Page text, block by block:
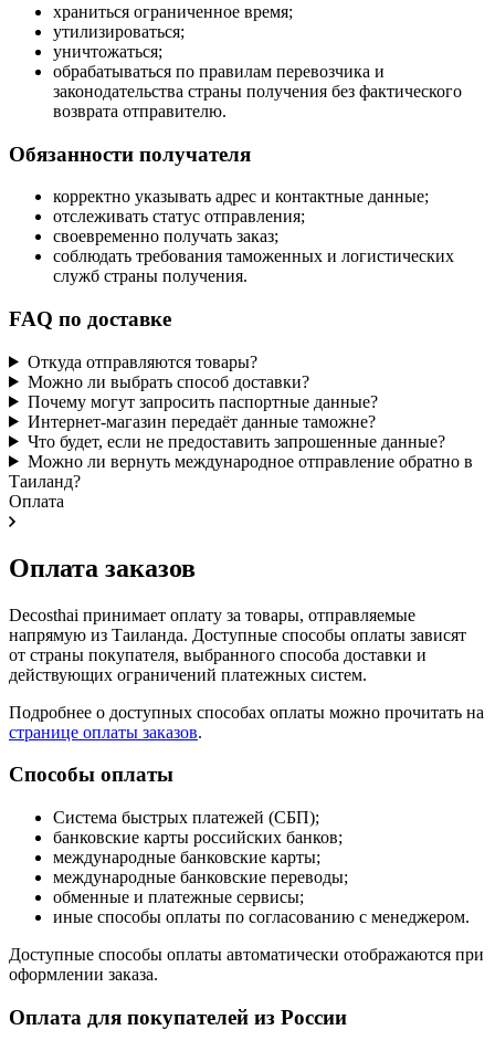
храниться ограниченное время;
утилизироваться;
уничтожаться;
обрабатываться по правилам перевозчика и
законодательства страны получения без фактического
возврата отправителю.
Обязанности получателя
корректно указывать адрес и контактные данные;
отслеживать статус отправления;
своевременно получать заказ;
соблюдать требования таможенных и логистических
служб страны получения.
FAQ по доставке
Откуда отправляются товары?
Можно ли выбрать способ доставки?
Почему могут запросить паспортные данные?
Интернет-магазин передаёт данные таможне?
Что будет, если не предоставить запрошенные данные?
Можно ли вернуть международное отправление обратно в
Таиланд?
Оплата
Оплата заказов
Decosthai принимает оплату за товары, отправляемые
напрямую из Таиланда. Доступные способы оплаты зависят
от страны покупателя, выбранного способа доставки и
действующих ограничений платежных систем.
Подробнее о доступных способах оплаты можно прочитать на
странице оплаты заказов.
Способы оплаты
Система быстрых платежей (СБП);
банковские карты российских банков;
международные банковские карты;
международные банковские переводы;
обменные и платежные сервисы;
иные способы оплаты по согласованию с менеджером.
Доступные способы оплаты автоматически отображаются при
оформлении заказа.
Оплата для покупателей из России